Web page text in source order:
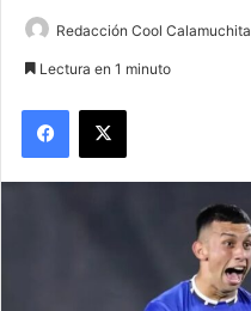
Redacción Cool Calamuchita
Lectura en 1 minuto
Facebook
X